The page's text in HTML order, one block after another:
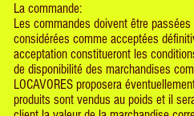
La commande:
Les commandes doivent être
considérées comme acceptées
acceptation constitueront les
de disponibilité des marchandises
LOCAVORES proposera
produits sont vendus au poids et il